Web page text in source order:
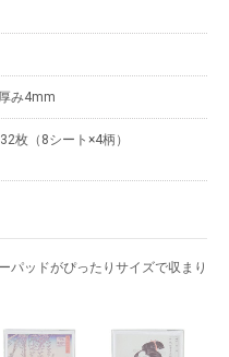
み4mm
枚（8シート×4柄）
パッドがぴったりサイズで収まり